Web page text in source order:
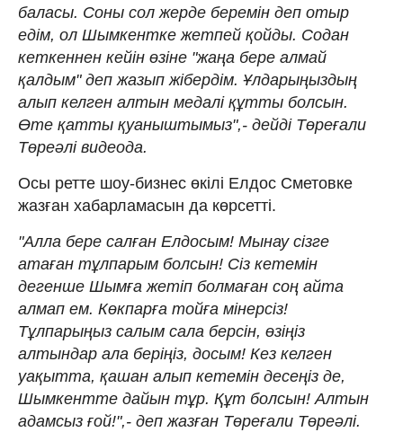
баласы. Соны сол жерде беремін деп отыр
едім, ол Шымкентке жетпей қойды. Содан
кеткеннен кейін өзіне "жаңа бере алмай
қалдым" деп жазып жібердім. Ұлдарыңыздың
алып келген алтын медалі құтты болсын.
Өте қатты қуаныштымыз",- дейді Төреғали
Төреәлі видеода.
Осы ретте шоу-бизнес өкілі Елдос Сметовке
жазған хабарламасын да көрсетті.
"Алла бере салған Елдосым! Мынау сізге
атаған тұлпарым болсын! Сіз кетемін
дегенше Шымға жетіп болмаған соң айта
алмап ем. Көкпарға тойға мінерсіз!
Тұлпарыңыз салым сала берсін, өзіңіз
алтындар ала беріңіз, досым! Кез келген
уақытта, қашан алып кетемін десеңіз де,
Шымкентте дайын тұр. Құт болсын! Алтын
адамсыз ғой!",- деп жазған Төреғали Төреәлі.